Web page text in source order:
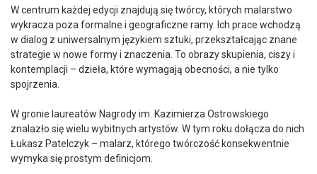
W centrum każdej edycji znajdują się twórcy, których malarstwo
wykracza poza formalne i geograficzne ramy. Ich prace wchodzą
w dialog z uniwersalnym językiem sztuki, przekształcając znane
strategie w nowe formy i znaczenia. To obrazy skupienia, ciszy i
kontemplacji – dzieła, które wymagają obecności, a nie tylko
spojrzenia.
W gronie laureatów Nagrody im. Kazimierza Ostrowskiego
znalazło się wielu wybitnych artystów. W tym roku dołącza do nich
Łukasz Patelczyk – malarz, którego twórczość konsekwentnie
wymyka się prostym definicjom.